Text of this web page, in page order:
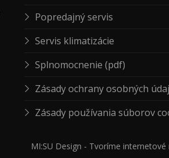
Popredajný servis
Servis klimatizácie
Splnomocnenie (pdf)
Zásady ochrany osobných
Zásady používania súborov
MI:SU Design - Tvoríme internetové